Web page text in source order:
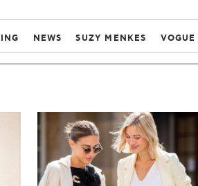
NEWS SUZY MENKES